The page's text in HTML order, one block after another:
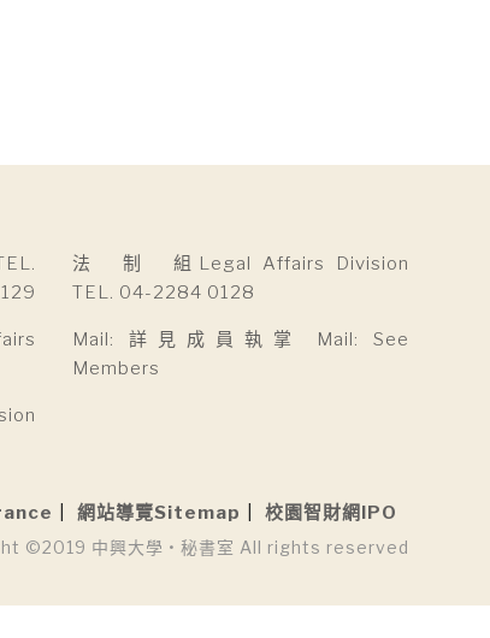
法 制 組Legal Affairs Division
TEL. 04-2284 0128
Mail: 詳見成員執掌 Mail: See
Members
網站導覽Sitemap 校園智財網IPO
©2019 中興大學 • 秘書室 All rights reserved